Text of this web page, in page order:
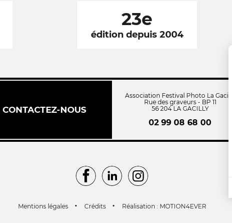
23e
édition depuis 2004
CONTACTEZ-NOUS
Association Festival Photo La Gacilly
Rue des graveurs - BP 11
56 204 LA GACILLY
02 99 08 68 00
FacebookLinkedInInstagram
Mentions légales Crédits Réalisation : MOTION4EVER